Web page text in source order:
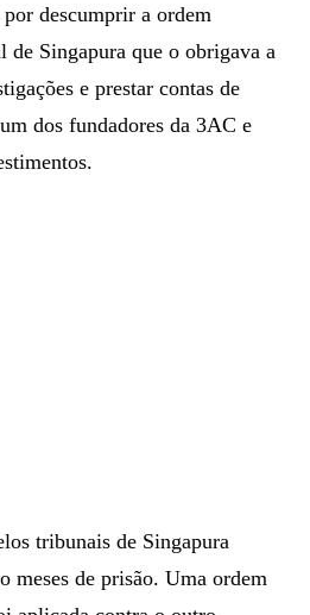
descumprir a ordem
Singapura que o obrigava a
e prestar contas de
dos fundadores da 3AC e
tribunais de Singapura
meses de prisão. Uma ordem